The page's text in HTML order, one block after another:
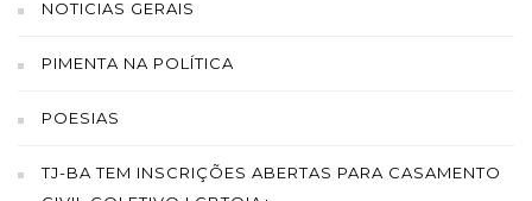
NOTICIAS GERAIS
PIMENTA NA POLÍTICA
POESIAS
TJ-BA TEM INSCRIÇÕES ABERTAS PARA CASAMENTO